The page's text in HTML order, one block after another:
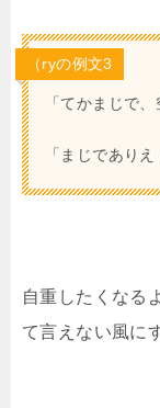
（ryの例文3
「てかまじで、
「まじでありえ
自重したくなる
て言えない風に